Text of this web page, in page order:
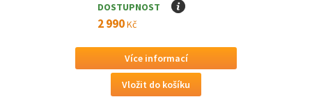
DOSTUPNOST I
2 990Kč
Více informací